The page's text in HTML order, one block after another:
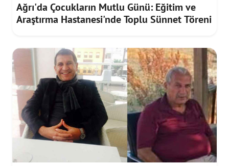
Ağrı'da Çocukların Mutlu Günü: Eğitim ve
Araştırma Hastanesi'nde Toplu Sünnet Töreni